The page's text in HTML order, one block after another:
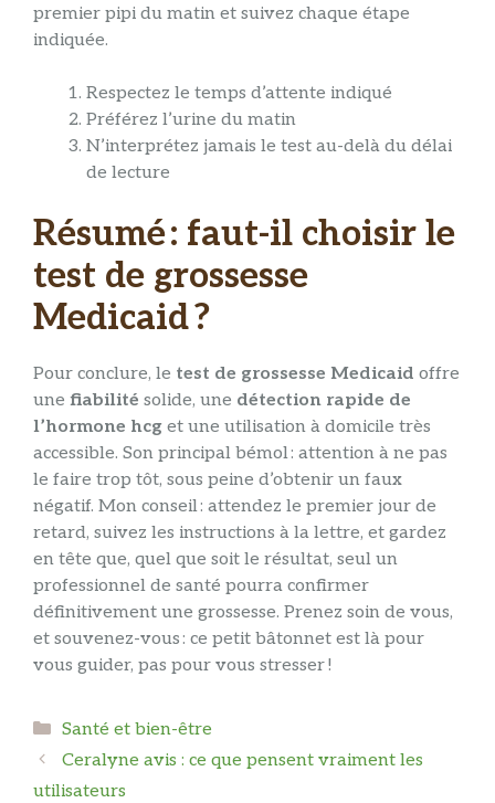
premier pipi du matin et suivez chaque étape
indiquée.
Respectez le temps d’attente indiqué
Préférez l’urine du matin
N’interprétez jamais le test au-delà du délai
de lecture
Résumé : faut-il choisir le
test de grossesse
Medicaid ?
Pour conclure, le test de grossesse Medicaid offre
une fiabilité solide, une détection rapide de
l’hormone hcg et une utilisation à domicile très
accessible. Son principal bémol : attention à ne pas
le faire trop tôt, sous peine d’obtenir un faux
négatif. Mon conseil : attendez le premier jour de
retard, suivez les instructions à la lettre, et gardez
en tête que, quel que soit le résultat, seul un
professionnel de santé pourra confirmer
définitivement une grossesse. Prenez soin de vous,
et souvenez-vous : ce petit bâtonnet est là pour
vous guider, pas pour vous stresser !
Catégories
Santé et bien-être
Ceralyne avis : ce que pensent vraiment les
utilisateurs